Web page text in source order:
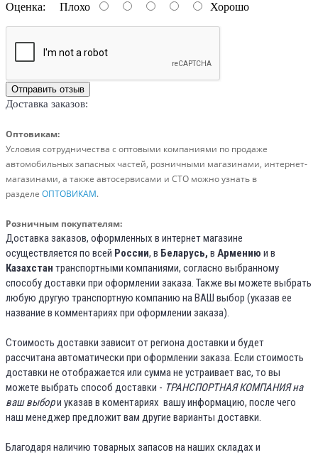
Оценка: Плохо Хорошо
Отправить отзыв
Доставка заказов:
Оптовикам:
Условия сотрудничества с оптовыми компаниями по продаже
автомобильных запасных частей, розничными магазинами, интернет-
магазинами, а также автосервисами и СТО можно узнать в
разделе ОПТОВИКАМ.
Розничным покупателям:
Доставка заказов, оформленных в интернет магазине
осуществляется по всей России, в Беларусь, в Армению и в
Казахстан транспортными компаниями, согласно выбранному
способу доставки при оформлении заказа. Также вы можете выбрать
любую другую транспортную компанию на ВАШ выбор (указав ее
название в комментариях при оформлении заказа).
Стоимость доставки зависит от региона доставки и будет
рассчитана автоматически при оформлении заказа. Если стоимость
доставки не отображается или сумма не устраивает вас, то вы
можете выбрать способ доставки - ТРАНСПОРТНАЯ КОМПАНИЯ на
ваш выбори указав в коментариях вашу информацию, после чего
наш менеджер предложит вам другие варианты доставки.
Благодаря наличию товарных запасов на наших складах и